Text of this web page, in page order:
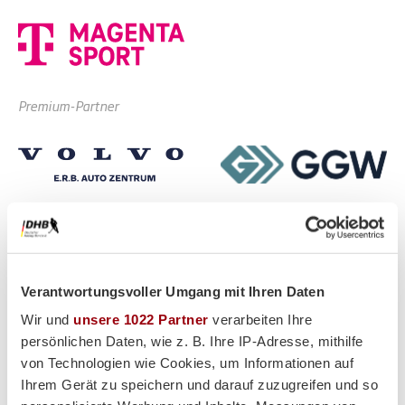
Verantwortungsvoller Umgang mit Ihren Daten
Wir und unsere 1022 Partner verarbeiten Ihre
persönlichen Daten, wie z. B. Ihre IP-Adresse, mithilfe
von Technologien wie Cookies, um Informationen auf
Ihrem Gerät zu speichern und darauf zuzugreifen und so
Premium-Partner